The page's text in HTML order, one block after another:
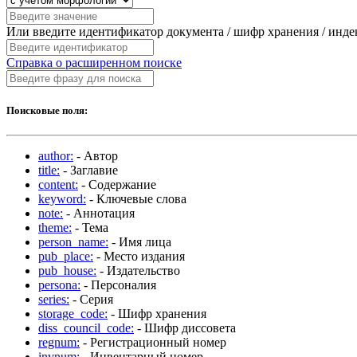
Или введите идентификатор документа / шифр хранения /
Справка о расширенном поиске
Поисковые поля:
author: - Автор
title: - Заглавие
content: - Содержание
keyword: - Ключевые слова
note: - Аннотация
theme: - Тема
person_name: - Имя лица
pub_place: - Место издания
pub_house: - Издательство
persona: - Персоналия
series: - Серия
storage_code: - Шифр хранения
diss_council_code: - Шифр диссовета
regnum: - Регистрационный номер